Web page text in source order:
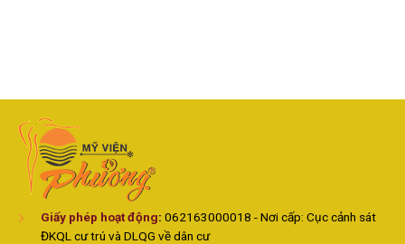
Giấy phép hoạt động: 062163000018 - Nơi cấp: Cục cảnh sát
ĐKQL cư trú và DLQG về dân cư